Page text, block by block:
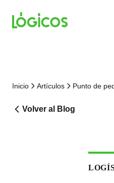
Inicio Artículos Punto de
Volver al Blog